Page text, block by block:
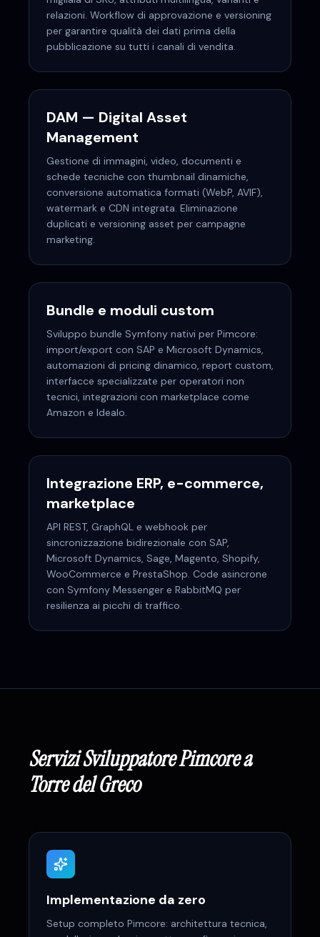
relazioni. Workflow di approvazione e versioning
per garantire qualità dei dati prima della
pubblicazione su tutti i canali di vendita.
DAM — Digital Asset
Management
Gestione di immagini, video, documenti e
schede tecniche con thumbnail dinamiche,
conversione automatica formati (WebP, AVIF),
watermark e CDN integrata. Eliminazione
duplicati e versioning asset per campagne
marketing.
Bundle e moduli custom
Sviluppo bundle Symfony nativi per Pimcore:
import/export con SAP e Microsoft Dynamics,
automazioni di pricing dinamico, report custom,
interfacce specializzate per operatori non
tecnici, integrazioni con marketplace come
Amazon e Idealo.
Integrazione ERP, e-commerce,
marketplace
API REST, GraphQL e webhook per
sincronizzazione bidirezionale con SAP,
Microsoft Dynamics, Sage, Magento, Shopify,
WooCommerce e PrestaShop. Code asincrone
con Symfony Messenger e RabbitMQ per
resilienza ai picchi di traffico.
ServiziSviluppatore Pimcorea
Torre del Greco
Implementazione da zero
Setup completo Pimcore: architettura tecnica,